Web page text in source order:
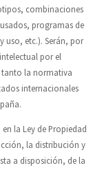
combinaciones
programas de
uso, etc.). Serán, por
por el
tanto la normativa
internacionales
la Ley de Propiedad
la distribución y
a disposición, de la